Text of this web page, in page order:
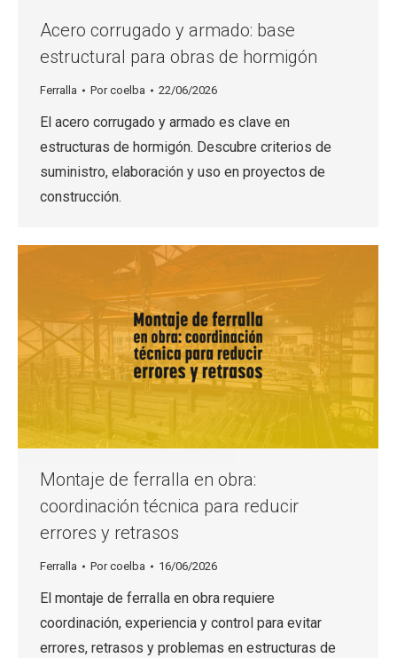
Acero corrugado y armado: base
estructural para obras de hormigón
Ferralla Porcoelba 22/06/2026
El acero corrugado y armado es clave en
estructuras de hormigón. Descubre criterios de
suministro, elaboración y uso en proyectos de
construcción.
Montaje de ferralla en obra:
coordinación técnica para reducir
errores y retrasos
Ferralla Porcoelba 16/06/2026
El montaje de ferralla en obra requiere
coordinación, experiencia y control para evitar
errores, retrasos y problemas en estructuras de